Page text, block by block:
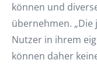
können und
übernehmen. „Die
Nutzer in ihrem
können daher